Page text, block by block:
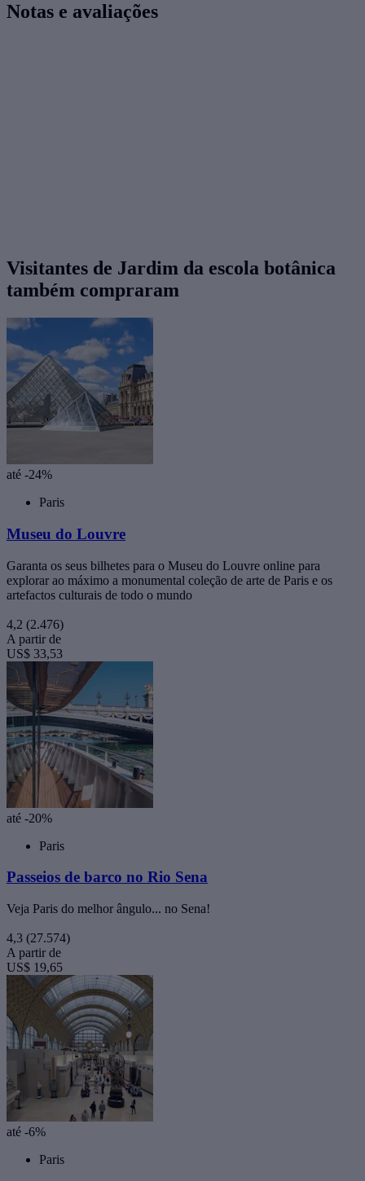
Notas e avaliações
Visitantes de Jardim da escola botânica
também compraram
até -24%
Paris
Museu do Louvre
Garanta os seus bilhetes para o Museu do Louvre online para
explorar ao máximo a monumental coleção de arte de Paris e os
artefactos culturais de todo o mundo
4,2 (2.476)
A partir de
US$ 33,53
até -20%
Paris
Passeios de barco no Rio Sena
Veja Paris do melhor ângulo... no Sena!
4,3 (27.574)
A partir de
US$ 19,65
até -6%
Paris